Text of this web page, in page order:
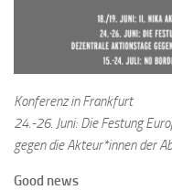
Konferenz in Frankfurt
24.-26. Juni: Die Festung
gegen die Akteur*innen der
Good news